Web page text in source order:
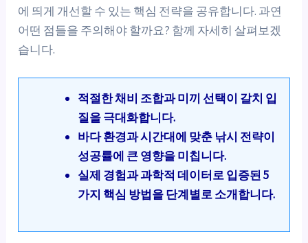
에 띄게 개선할 수 있는 핵심 전략을 공유합니다. 과연
어떤 점들을 주의해야 할까요? 함께 자세히 살펴보겠
습니다.
적절한 채비 조합과 미끼 선택이 갈치 입
질을 극대화합니다.
바다 환경과 시간대에 맞춘 낚시 전략이
성공률에 큰 영향을 미칩니다.
실제 경험과 과학적 데이터로 입증된 5
가지 핵심 방법을 단계별로 소개합니다.